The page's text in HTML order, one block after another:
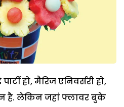
हो, मैरिज एनिवर्सरी हो,
लेकिन जहां फ्लावर बुके